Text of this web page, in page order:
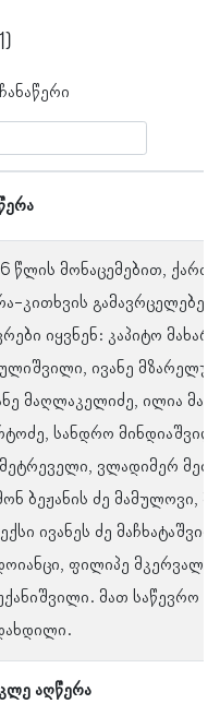
ჩანაწერი
აღწერა
წლის მონაცემებით,
კითხვის
იყვნენ: კაპიტო
ივანე
მაღლაკელიძე, ილია
სანდრო
ვლადიმერ
ბეჟანის ძე მამულოვი,
ივანეს ძე
ფილიპე
მათ საწევრო